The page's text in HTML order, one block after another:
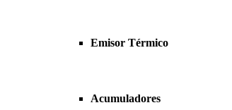
Emisor Térmico
Acumuladores